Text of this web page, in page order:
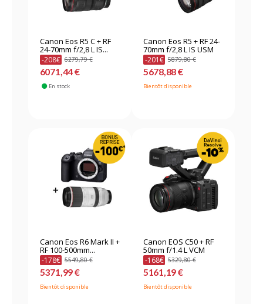
Canon Eos R5 C + RF
24-70mm f/2,8 L IS...
-208€ 6279,79 €
6071,44 €
En stock
Canon Eos R5 + RF 24-
70mm f/2,8 L IS USM
-201€ 5879,80 €
5678,88 €
Bientôt disponible
Canon Eos R6 Mark II +
RF 100-500mm...
-178€ 5549,80 €
5371,99 €
Bientôt disponible
Canon EOS C50 + RF
50mm f/1.4 L VCM
-168€ 5329,80 €
5161,19 €
Bientôt disponible